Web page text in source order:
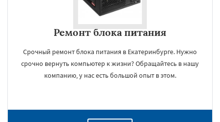
Ремонт блока питания
Срочный ремонт блока питания в Екатеринбурге. Нужно
срочно вернуть компьютер к жизни? Обращайтесь в нашу
компанию, у нас есть большой опыт в этом.